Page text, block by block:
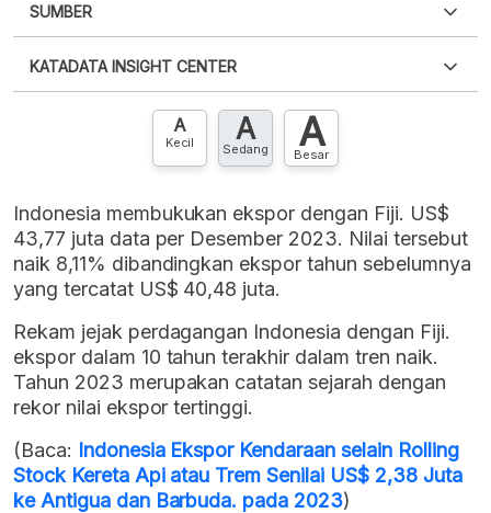
XLS
SUMBER
punya akun?Silakan Daftar sekarang
KATADATA INSIGHT CENTER
Hubungi sekarang »
A
Kecil A
Sedang A
Besar
Indonesia membukukan ekspor dengan Fiji. US$
43,77 juta data per Desember 2023. Nilai tersebut
naik 8,11% dibandingkan ekspor tahun sebelumnya
yang tercatat US$ 40,48 juta.
Rekam jejak perdagangan Indonesia dengan Fiji.
ekspor dalam 10 tahun terakhir dalam tren naik.
Tahun 2023 merupakan catatan sejarah dengan
rekor nilai ekspor tertinggi.
(Baca: Indonesia Ekspor Kendaraan selain Rolling
Stock Kereta Api atau Trem Senilai US$ 2,38 Juta
ke Antigua dan Barbuda. pada 2023)